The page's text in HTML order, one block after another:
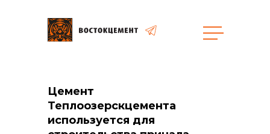
Объекты
Цемент
Теплоозерскцемента
используется для